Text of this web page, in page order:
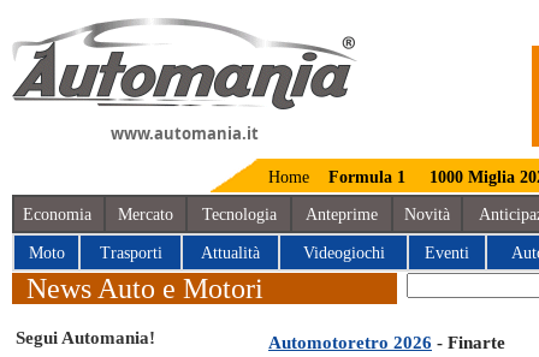
www.automania.it
Home Formula 1 1000 Miglia
Economia Mercato Tecnologia Anteprime Novità
Moto Trasporti Attualità Videogiochi Eventi
News Auto e Motori
Segui Automania! Automotoretro 2026 - Finarte